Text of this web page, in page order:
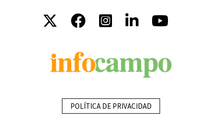
POLÍTICA DE PRIVACIDAD